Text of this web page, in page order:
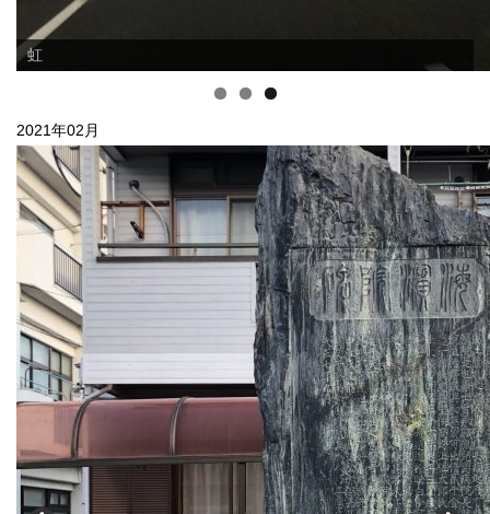
2021年02月